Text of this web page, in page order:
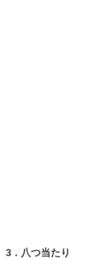
3．八つ当たり